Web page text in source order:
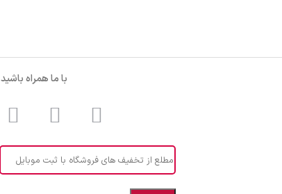
با ما همراه باشید
مطلع از تخفیف های فروشگاه با ثبت موبایل